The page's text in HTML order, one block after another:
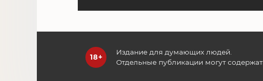
Издание для думающих людей.
Отдельные публикации могут